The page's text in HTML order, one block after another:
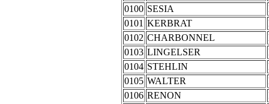
0100 SESIA
0101 KERBRAT
0102 CHARBONNEL
0103 LINGELSER
0104 STEHLIN
0105 WALTER
0106 RENON